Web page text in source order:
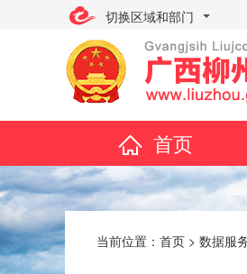
切换区域和部门
首页
当前位置： 首页 > 数据服